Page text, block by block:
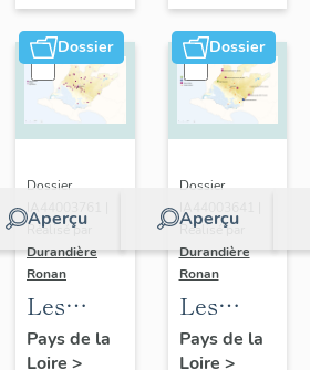
Dossier
Aperçu
Dossier
IA44003761 |
Réalisé par
Durandière
Ronan
Les
châteaux
Pays de la
Loire >
Dossier
Aperçu
Dossier
IA44003641 |
Réalisé par
Durandière
Ronan
Les
blockhaus
Pays de la
Loire >